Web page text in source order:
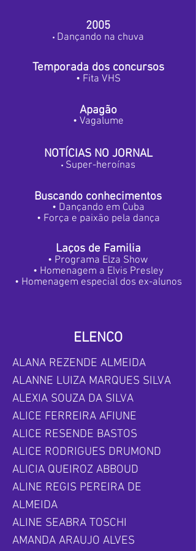
2005
• Dançando na chuva
Temporada dos concursos
• Fita VHS
Apagão
• Vagalume
NOTÍCIAS NO JORNAL
• Super-heroínas
Buscando conhecimentos
• Dançando em Cuba
• Força e paixão pela dança
Laços de Familia
• Programa Elza Show
• Homenagem a Elvis Presley
• Homenagem especial dos ex-alunos
ELENCO
ALANA REZENDE ALMEIDA
ALANNE LUIZA MARQUES SILVA
ALEXIA SOUZA DA SILVA
ALICE FERREIRA AFIUNE
ALICE RESENDE BASTOS
ALICE RODRIGUES DRUMOND
ALICIA QUEIROZ ABBOUD
ALINE REGIS PEREIRA DE
ALMEIDA
ALINE SEABRA TOSCHI
AMANDA ARAUJO ALVES